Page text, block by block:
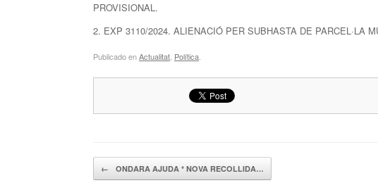
PROVISIONAL.
2. EXP 3110/2024. ALIENACIÓ PER SUBHASTA DE PARCEL·LA
Publicado enActualitat Política
Navegador de artículos
← ONDARA AJUDA * NOVA RECOLLIDA…